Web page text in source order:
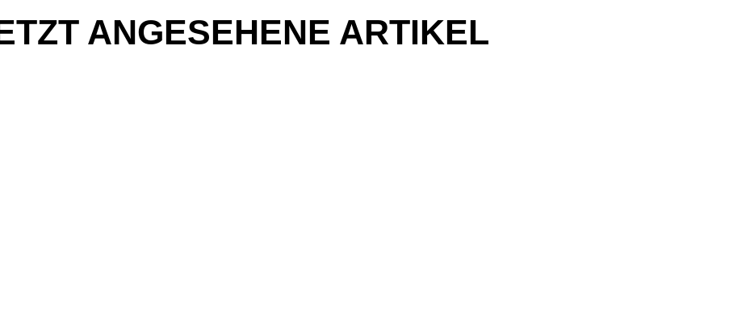
ANGESEHENE ARTIKEL